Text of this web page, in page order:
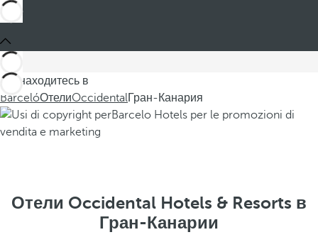
Вы находитесь в
BarcelóОтелиOccidentalГран-Канария
Отели Occidental Hotels & Resorts в
Гран-Канарии